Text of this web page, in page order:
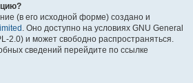
(в его исходной форме) создано и
. Оно доступно на условиях GNU General
2.0) и может свободно распространяться.
сведений перейдите по ссылке